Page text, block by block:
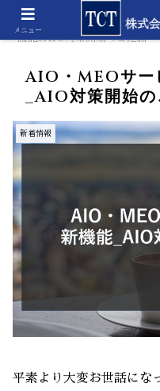
ホーム 新着情報
機能_AIO対策開始のご連絡
AIO・MEOサー
_AIO対策開始
新着情報
平素より大変お世話にな
メニュー